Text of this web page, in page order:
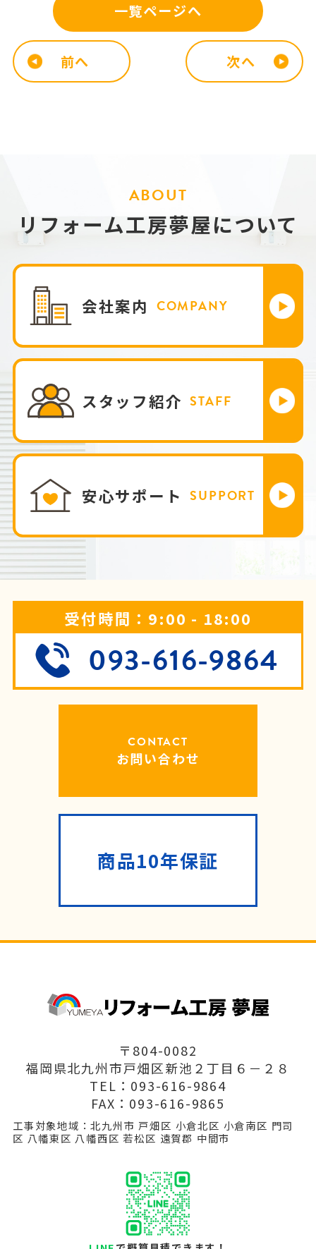
前へ
一覧ページへ
次へ
ABOUT
リフォーム工房夢屋について
会社案内 COMPANY
スタッフ紹介 STAFF
安心サポート SUPPORT
受付時間：9:00 - 18:00
093-616-9864
CONTACT
お問い合わせ
商品10年保証
〒804-0082
福岡県北九州市戸畑区新池２丁目６－２８
TEL：093-616-9864
FAX：093-616-9865
工事対象地域：北九州市 戸畑区 小倉北区 小倉南区 門司
区 八幡東区 八幡西区 若松区 遠賀郡 中間市